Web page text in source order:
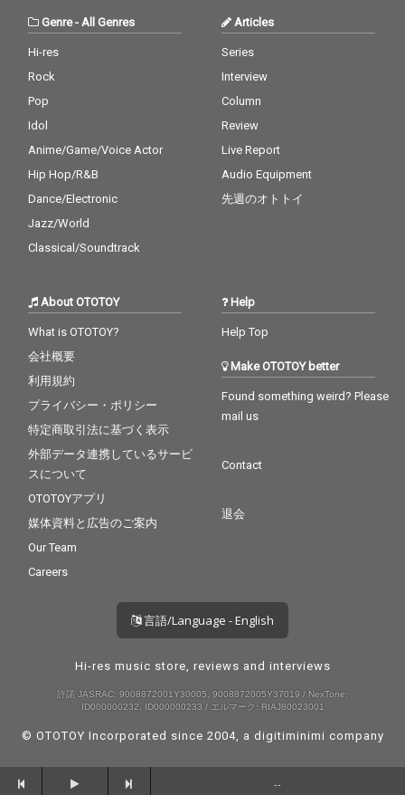
Genre-All Genres
Hi-res
Rock
Pop
Idol
Anime/Game/Voice Actor
Hip Hop/R&B
Dance/Electronic
Jazz/World
Classical/Soundtrack
Articles
Series
Interview
Column
Review
Live Report
Audio Equipment
先週のオトトイ
About OTOTOY
What is OTOTOY?
会社概要
利用規約
プライバシー・ポリシー
特定商取引法に基づく表示
外部データ連携しているサービ
スについて
OTOTOYアプリ
媒体資料と広告のご案内
Our Team
Careers
Help
Help Top
Make OTOTOY better
Found something weird? Please
mail us
Contact
退会
言語/Language - English
Hi-res music store, reviews and interviews
許諾 JASRAC: 9008872001Y30005, 9008872005Y37019 / NexTone:
ID000000232, ID000000233 / エルマーク: RIAJ80023001
© OTOTOY Incorporated since 2004, a digitiminimi company
--